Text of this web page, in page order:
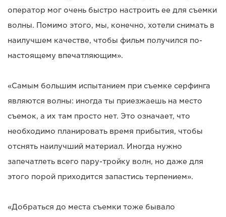
оператор мог очень быстро настроить ее для съемки
волны. Помимо этого, мы, конечно, хотели снимать в
наилучшем качестве, чтобы фильм получился по-
настоящему впечатляющим».
«Самым большим испытанием при съемке серфинга
являются волны: иногда ты приезжаешь на место
съемок, а их там просто нет. Это означает, что
необходимо планировать время прибытия, чтобы
отснять наилучший материал. Иногда нужно
запечатлеть всего пару-тройку волн, но даже для
этого порой приходится запастись терпением».
«Добраться до места съемки тоже бывало